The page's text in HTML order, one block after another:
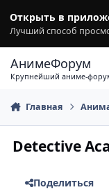
Открыть в
Лучший способ
АнимеФорум
Крупнейший аниме-
Главная
Detective
Поделиться